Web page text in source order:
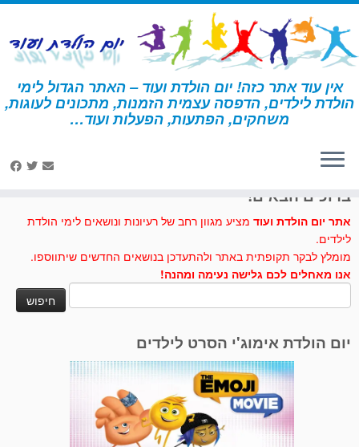
דלג
לתוכן
אין עוד אתר כזה! יום הולדת ועוד – האתר הגדול לימי
הולדת לילדים, הדפסה עצמית הזמנות, מתכונים לעוגות,
משחקים, הפתעות, הפעלות ועוד… דף הבית » אוהבי כלבים » פעילות ומשחקים – לאוהבי כלבים
ברוכים הבאים!
אתר יום הולדת ועוד מציע מגוון רחב של רעיונות ונושאים לימי הולדת
לילדים.
מומלץ לבקר תקופתית באתר ולהתעדכן בנושאים החדשים שיתווספו.
אנו מאחלים לכם גלישה נעימה ומהנה!
יום הולדת אימוג'י הסרט לילדים